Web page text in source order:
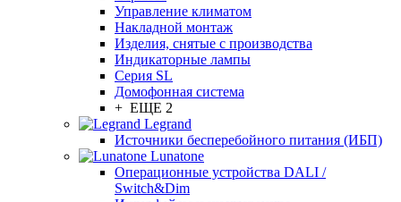
Управление климатом
Накладной монтаж
Изделия, снятые с производства
Индикаторные лампы
Серия SL
Домофонная система
+ ЕЩЕ 2
Legrand
Источники бесперебойного питания (ИБП)
Lunatone
Операционные устройства DALI /
Switch&Dim